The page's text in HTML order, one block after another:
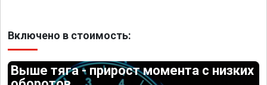
Включено в стоимость:
Выше тяга - прирост момента с низких